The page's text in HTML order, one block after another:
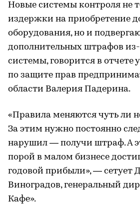
Новые системы контроля не
издержки на приобретение
оборудования, но и
дополнительных штрафов
системы, говорится в отчете
по защите прав
области Валерия Падерина.
«Правила меняются чуть ли
За этим нужно постоянно
нарушил — получи штраф. А
порой в малом бизнесе
годовой прибыли», — сетует
Виноградов, генеральный
Кафе».